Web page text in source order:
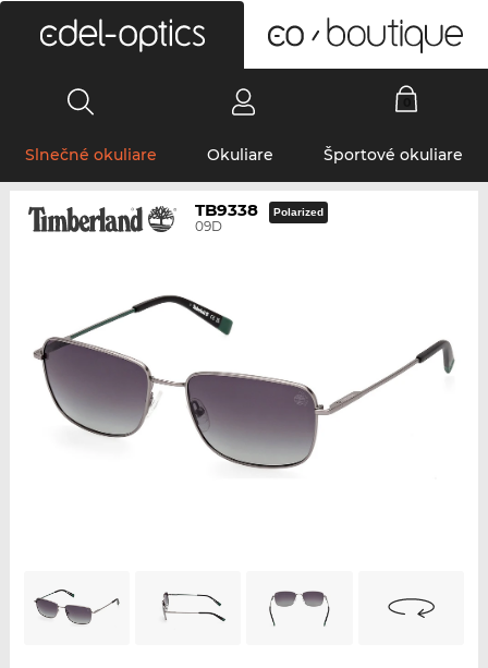
Slnečné okuliare Okuliare Športové okuliare
TB9338
09D
Polarized